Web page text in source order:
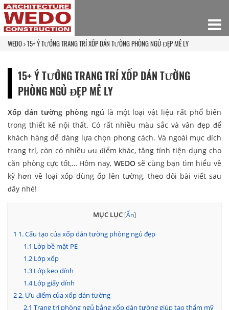
WEDO 15+ Ý TƯỞNG TRANG TRÍ XỐP DÁN TƯỜNG PHÒNG NGỦ ĐẸP MÊ LY
15+ Ý TƯỞNG TRANG TRÍ XỐP DÁN TƯỜNG
PHÒNG NGỦ ĐẸP MÊ LY
Xốp dán tường phòng ngủ là một loại vật liệu rất phổ biến
trong thiết kế nội thất. Có rất nhiều màu sắc và vân đẹp để
khách hàng dễ dàng lựa chọn phong cách. Và ngoài mục đích
trang trí, còn có nhiều ưu điểm khác, tăng tính tiện dụng cho
căn phòng cực tốt,… Hôm nay, WEDOsẽ cùng bạn tìm hiểu về
kỹ hơn về loại xốp dùng ốp lên tường, theo dõi bài viết sau
đây nhé!
MỤC LỤC [Ẩn]
1 1. Cấu tạo của xốp dán tường phòng ngủ đẹp
1.1 Lớp bề mặt PE
1.2Lớp xốp
1.3Lớp keo dính
1.4Lớp giấy dính
22. Ưu điểm của xốp dán tường
2.1 Trang trí phòng ngủ bằng xốp dán tường giúp tạo thẩm mỹ